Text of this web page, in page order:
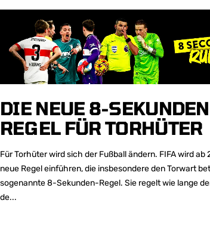
DIE NEUE 8-
REGEL FÜR TORHÜTER
Für Torhüter wird sich der Fußball ändern. FIFA wird ab
neue Regel einführen, die insbesondere den Torwart
sogenannte 8-Sekunden-Regel. Sie regelt wie lange
de...